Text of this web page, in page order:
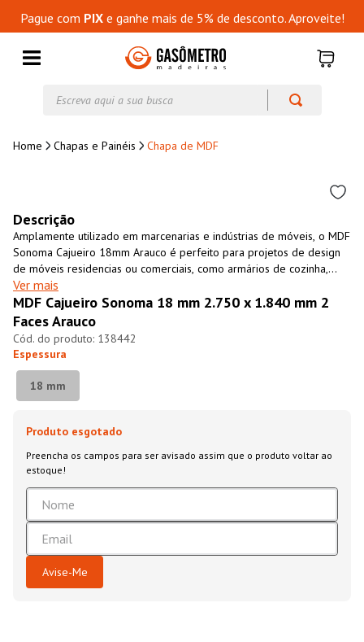
Pague com PIXe ganhe mais de 5% de desconto. Aproveite!
Chapas e Painéis Chapa de MDF
Descrição
Amplamente utilizado em marcenarias e indústrias de móveis, o MDF
Sonoma Cajueiro 18mm Arauco é perfeito para projetos de design
de móveis residencias ou comerciais, como armários de cozinha,
closets, revestimento de paredes, entre outros. É um material
resistente, versátil, fácil de usinar e com excelente custo-benefício.
O MDF Sonoma Cajueiro 18mm Arauco é uma opção
ecológicamente sustentável, fabricado 100% com madeira de
florestas cultivadas para essa finalidade.
Ver mais
MDF Cajueiro Sonoma 18 mm 2.750 x 1.840 mm 2
Faces Arauco
138442
Espessura
18 mm